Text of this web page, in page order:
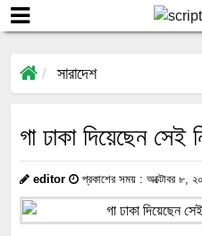
সারাদেশ
গা ঢাকা দিয়েছেন সেই
editor প্রকাশের সময় : অক্টোবর ৮,